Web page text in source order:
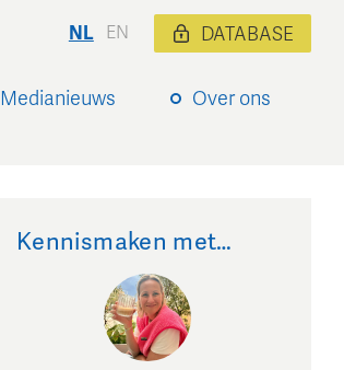
Medianieuws Over ons
NL EN DATABASE
Kennismaken met…